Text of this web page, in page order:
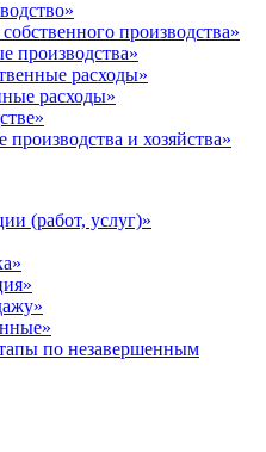
производства»
производства»
расходы»
расходы»
и хозяйства»
(работ, услуг)»
по незавершенным